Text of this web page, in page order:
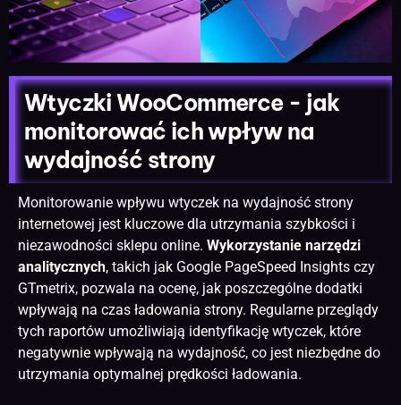
Wtyczki WooCommerce - jak
monitorować ich wpływ na
wydajność strony
Monitorowanie wpływu wtyczek na wydajność strony
internetowej jest kluczowe dla utrzymania szybkości i
niezawodności sklepu online. Wykorzystanie narzędzi
analitycznych, takich jak Google PageSpeed Insights czy
GTmetrix, pozwala na ocenę, jak poszczególne dodatki
wpływają na czas ładowania strony. Regularne przeglądy
tych raportów umożliwiają identyfikację wtyczek, które
negatywnie wpływają na wydajność, co jest niezbędne do
utrzymania optymalnej prędkości ładowania.